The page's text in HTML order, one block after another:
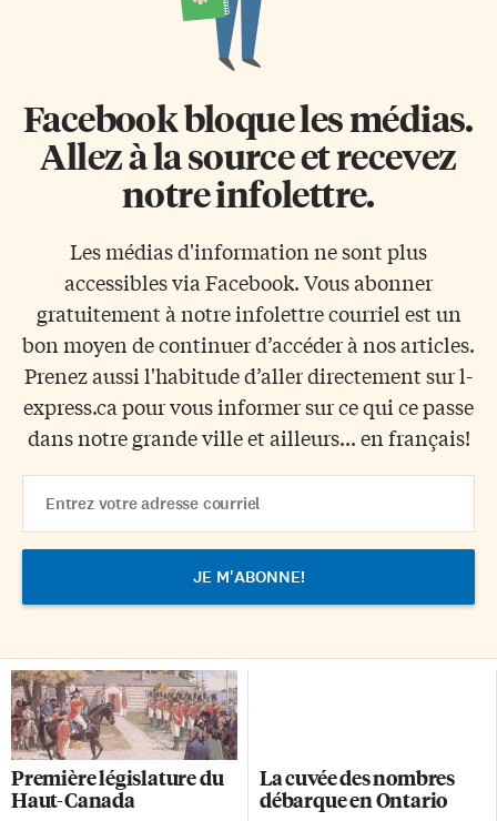
Facebook bloque les médias.
Allez à la source et recevez
notre infolettre.
Les médias d'information ne sont plus
accessibles via Facebook. Vous abonner
gratuitement à notre infolettre courriel est un
bon moyen de continuer d’accéder à nos articles.
Prenez aussi l'habitude d’aller directement sur l-
express.ca pour vous informer sur ce qui ce passe
dans notre grande ville et ailleurs... en français!
Address
Première législature du
Haut-Canada
La cuvée des nombres
débarque en Ontario